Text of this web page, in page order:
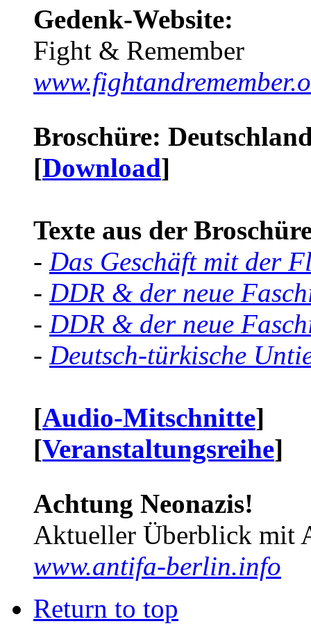
Gedenk-Website:
Fight & Remember
Broschüre:
[Download]
Texte aus der
- Das Geschäft mit der
- DDR & der neue
- DDR & der neue
- Deutsch-türkische
[Audio-Mitschnitte]
[Veranstaltungsreihe]
Achtung Neonazis!
Aktueller Überblick mit
www.antifa-berlin.info
Return to top